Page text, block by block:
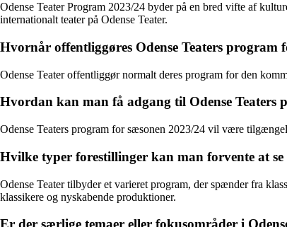
Odense Teater Program 2023/24 byder på en bred vifte af
internationalt teater på Odense Teater.
Hvornår offentliggøres Odense Teaters program
Odense Teater offentliggør normalt deres program for den
Hvordan kan man få adgang til Odense Teaters
Odense Teaters program for sæsonen 2023/24 vil være
Hvilke typer forestillinger kan man forvente at
Odense Teater tilbyder et varieret program, der spænder fra
klassikere og nyskabende produktioner.
Er der særlige temaer eller fokusområder i